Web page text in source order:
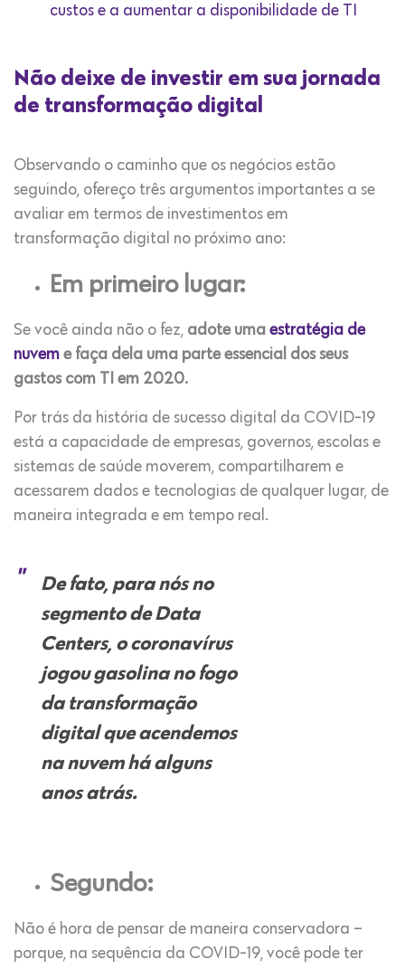
custos e a aumentar a disponibilidade de TI
Não deixe de investir em sua jornada
de transformação digital
Observando o caminho que os negócios estão
seguindo, ofereço três argumentos importantes a se
avaliar em termos de investimentos em
transformação digital no próximo ano:
Em primeiro lugar:
Se você ainda não o fez, adote uma estratégia de
nuvem e faça dela uma parte essencial dos seus
gastos com TI em 2020.
Por trás da história de sucesso digital da COVID-19
está a capacidade de empresas, governos, escolas e
sistemas de saúde moverem, compartilharem e
acessarem dados e tecnologias de qualquer lugar, de
maneira integrada e em tempo real.
De fato, para nós no
segmento de Data
Centers, o coronavírus
jogou gasolina no fogo
da transformação
digital que acendemos
na nuvem há alguns
anos atrás.
Segundo:
Não é hora de pensar de maneira conservadora –
porque, na sequência da COVID-19, você pode ter